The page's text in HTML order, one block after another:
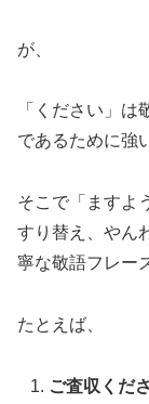
が、
「ください」
であるために強
そこで「ますよ
すり替え、やん
寧な敬語フレー
たとえば、
ご査収くだ